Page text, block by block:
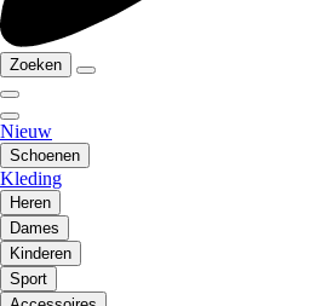
Zoeken
Nieuw
Schoenen
Kleding
Heren
Dames
Kinderen
Sport